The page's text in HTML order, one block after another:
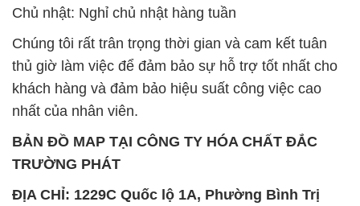
nhất của nhân viên.
BẢN ĐỒ MAP TẠI CÔNG TY HÓA CHẤT ĐẮC
TRƯỜNG PHÁT
ĐỊA CHỈ: 1229C Quốc lộ 1A, Phường Bình Trị
Đông B, Quận Bình Tân, Sài Gòn TP. Hồ Chí
Minh